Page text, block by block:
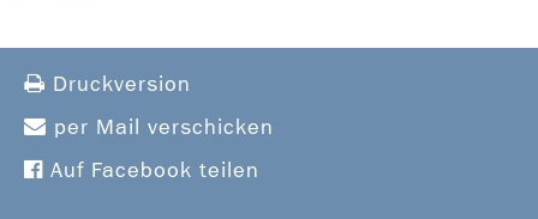
Druckversion
per Mail verschicken
Auf Facebook teilen